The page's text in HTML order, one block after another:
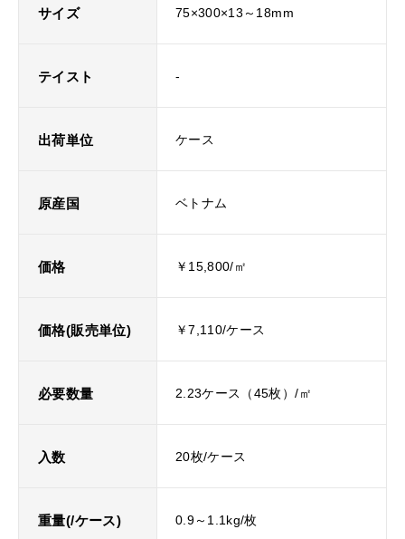
サイズ 75×300×13～18mm
テイスト -
出荷単位 ケース
原産国 ベトナム
価格 ￥15,800/㎡
価格(販売単位) ￥7,110/ケース
必要数量 2.23ケース（45枚）/㎡
入数 20枚/ケース
重量(/ケース) 0.9～1.1kg/枚